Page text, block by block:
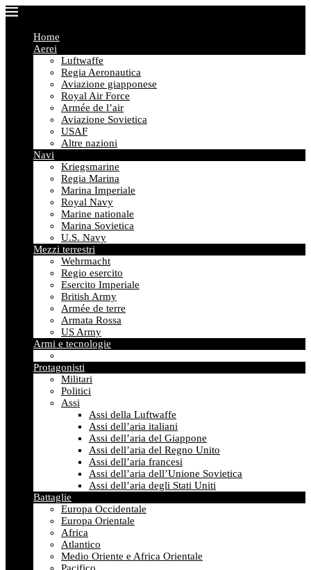
Home
Aerei
Luftwaffe
Regia Aeronautica
Aviazione giapponese
Royal Air Force
Armée de l’air
Aviazione Sovietica
USAF
Altre nazioni
Navi
Kriegsmarine
Regia Marina
Marina Imperiale
Royal Navy
Marine nationale
Marina Sovietica
U.S. Navy
Mezzi terrestri
Wehrmacht
Regio esercito
Esercito Imperiale
British Army
Armée de terre
Armata Rossa
US Army
Armi e tecnologie
Protagonisti
Militari
Politici
Assi
Assi della Luftwaffe
Assi dell’aria italiani
Assi dell’aria del Giappone
Assi dell’aria del Regno Unito
Assi dell’aria francesi
Assi dell’aria dell’Unione Sovietica
Assi dell’aria degli Stati Uniti
Battaglie
Europa Occidentale
Europa Orientale
Africa
Atlantico
Medio Oriente e Africa Orientale